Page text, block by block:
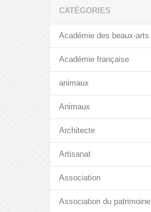
CATÉGORIES
Académie des beaux-arts
Académie française
animaux
Animaux
Architecte
Artisanat
Association
Association du patrimoine